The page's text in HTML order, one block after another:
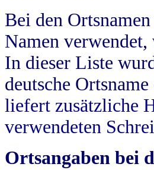
Bei den
Namen
In dieser Liste
deutsche
liefert zusätzliche
verwendeten
Ortsangaben bei